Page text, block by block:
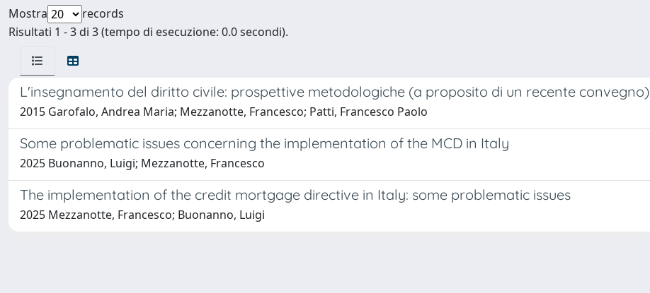
Mostra
records
Risultati 1 - 3 di 3 (tempo di esecuzione: 0.0 secondi).
L'insegnamento del diritto civile: prospettive metodologiche (a proposito di un recente convegno)
2015 Garofalo, Andrea Maria; Mezzanotte, Francesco; Patti, Francesco Paolo
Some problematic issues concerning the implementation of the MCD in Italy
2025 Buonanno, Luigi; Mezzanotte, Francesco
The implementation of the credit mortgage directive in Italy: some problematic issues
2025 Mezzanotte, Francesco; Buonanno, Luigi